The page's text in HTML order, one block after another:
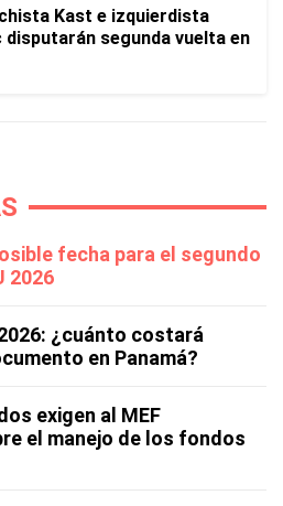
Kast e izquierdista
disputarán segunda vuelta en
fecha para el segundo
2026
¿cuánto costará
en Panamá?
exigen al MEF
el manejo de los fondos